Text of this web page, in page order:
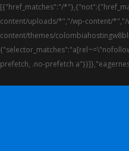
[{"href_matches":"/
content/uploads/*","/wp-content/
content/themes/
prefetch, .no-prefetch